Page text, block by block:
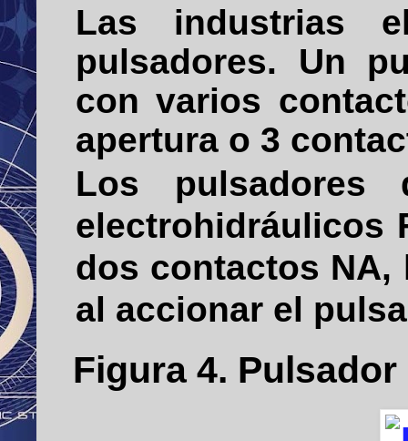
Las industrias
pulsadores. Un
con varios
apertura o 3
Los
electrohidráulicos
dos contactos
al accionar el
Figura 4.